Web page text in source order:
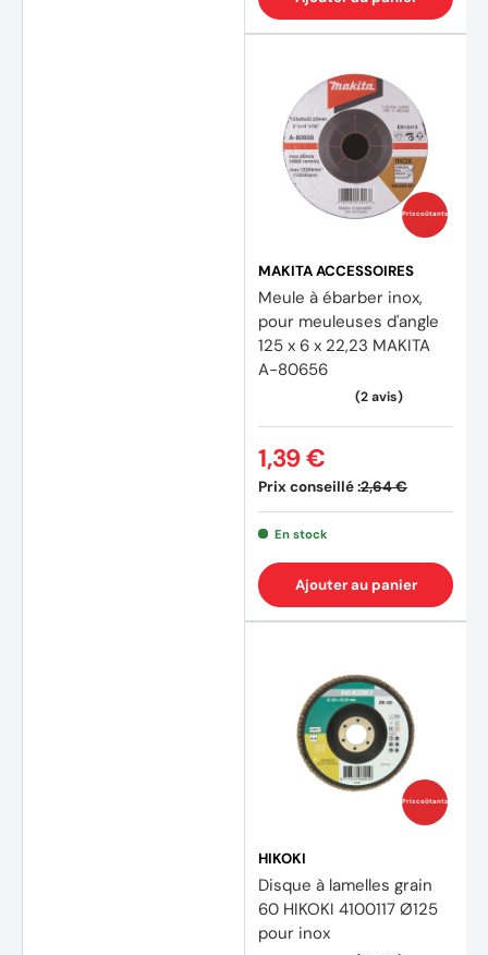
Prix coûtants
MAKITA ACCESSOIRES
Meule à ébarber inox,
pour meuleuses d'angle
125 x 6 x 22,23 MAKITA
A-80656
Prix conseillé :2,64 €
1,39 €
En stock
Ajouter au panier
Prix coûtants
HIKOKI
Disque à lamelles grain
60 HIKOKI 4100117 Ø125
pour inox